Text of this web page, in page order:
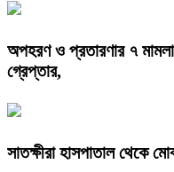
অপহরণ ও প্রতারণার ৭
গ্রেপ্তার,
সাতক্ষীরা হাসপাতাল থেকে